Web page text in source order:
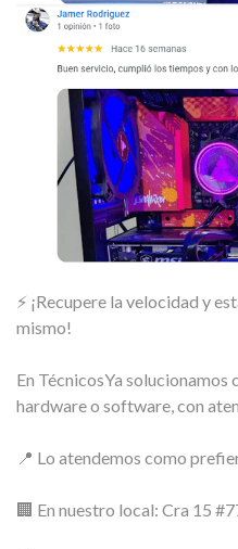
⚡ ¡Recupere la velocidad y
mismo!
En TécnicosYa
hardware o software, con
📍 Lo atendemos como
🏢 En nuestro local: Cra 15